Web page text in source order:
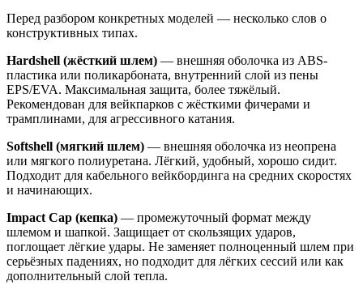
Перед разбором конкретных моделей — несколько слов о
конструктивных типах.
Hardshell (жёсткий шлем) — внешняя оболочка из ABS-
пластика или поликарбоната, внутренний слой из пены
EPS/EVA. Максимальная защита, более тяжёлый.
Рекомендован для вейкпарков с жёсткими фичерами и
трамплинами, для агрессивного катания.
Softshell (мягкий шлем) — внешняя оболочка из неопрена
или мягкого полиуретана. Лёгкий, удобный, хорошо сидит.
Подходит для кабельного вейкбординга на средних скоростях
и начинающих.
Impact Cap (кепка) — промежуточный формат между
шлемом и шапкой. Защищает от скользящих ударов,
поглощает лёгкие удары. Не заменяет полноценный шлем при
серьёзных падениях, но подходит для лёгких сессий или как
дополнительный слой тепла.